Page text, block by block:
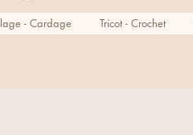
- Cardage Tricot - Crochet